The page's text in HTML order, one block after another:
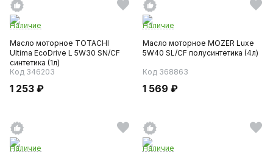
Наличие
Масло моторное TOTACHI
Ultima EcoDrive L 5W30 SN/CF
синтетика (1л)
Код 346203
1 253 ₽
Наличие
Масло моторное MOZER Luxe
5W40 SL/CF полусинтетика (4л)
Код 368863
1 569 ₽
Наличие
Наличие